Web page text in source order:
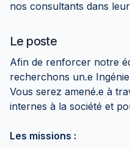
nos consultants dans
Le poste
Afin de renforcer notre
recherchons un.e
Vous serez amené.e à
internes à la société et
Les missions :